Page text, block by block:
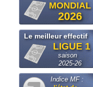
MONDIAL
2026
Le meilleur effectif
LIGUE 1
saison
2025-26
Indice MF :